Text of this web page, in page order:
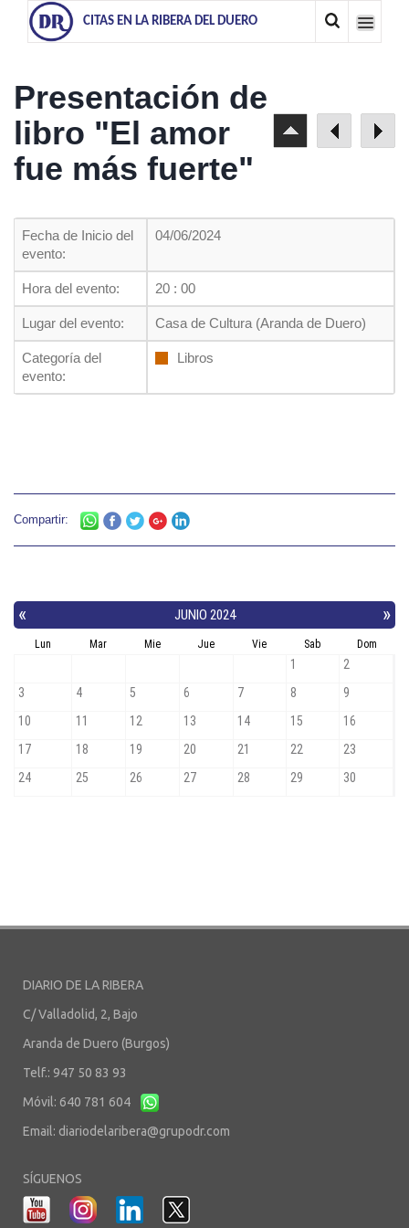
CITAS EN LA RIBERA DEL DUERO
Presentación de
libro "El amor
fue más fuerte"
Fecha de Inicio del
evento:
04/06/2024
Hora del evento: 20 : 00
Lugar del evento: Casa de Cultura (Aranda de Duero)
Categoría del
evento:
Libros
Compartir:
DIARIO DE LA RIBERA
C/ Valladolid, 2, Bajo
Aranda de Duero (Burgos)
Telf.: 947 50 83 93
Móvil: 640 781 604
Email: diariodelaribera@grupodr.com
SÍGUENOS